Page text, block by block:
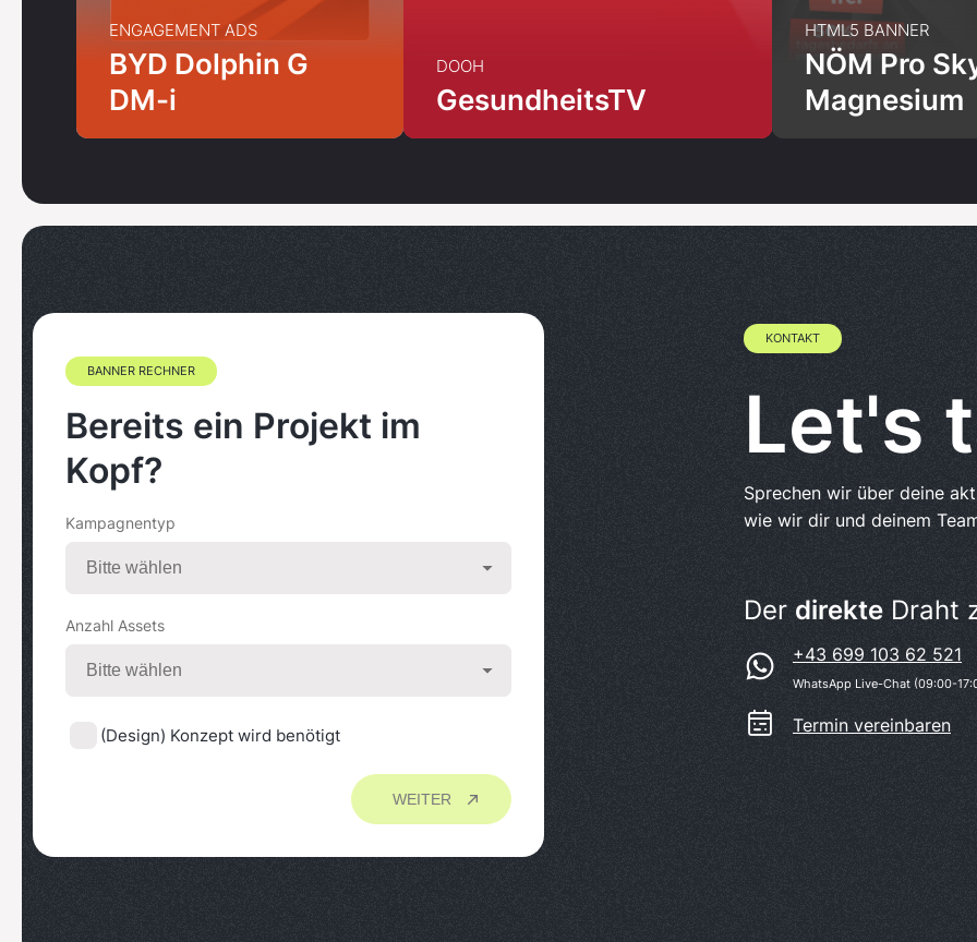
ENGAGEMENT ADS
BYD Dolphin G
DM-i
DOOH
GesundheitsTV
HTML5 BANNER
NÖM Pro
Magnesium
BANNER RECHNER
Bereits ein Projekt im
Kopf?
Kampagnentyp
Anzahl Assets
(Design) Konzept wird benötigt
WEITER
KONTAKT
Let's
Sprechen wir über deine
wie wir dir und deinem
Der direkte Draht
+43 699 103 62 521
WhatsApp Live-Chat (09:00-
Termin vereinbaren